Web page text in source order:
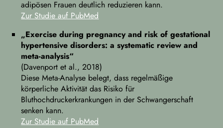
adipösen Frauen deutlich reduzieren kann.
Zur Studie auf PubMed
„Exercise during pregnancy and risk of gestational
hypertensive disorders: a systematic review and
meta-analysis“
(Davenport et al., 2018)
Diese Meta-Analyse belegt, dass regelmäßige
körperliche Aktivität das Risiko für
Bluthochdruckerkrankungen in der Schwangerschaft
senken kann.
Zur Studie auf PubMed